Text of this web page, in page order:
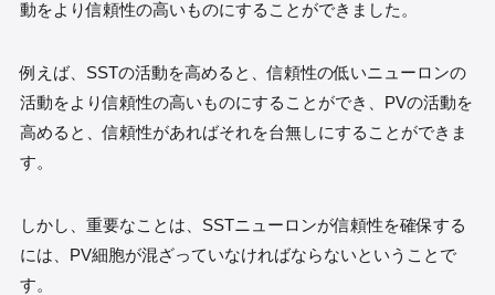
動をより信頼性の高いものにすることができました。
例えば、SSTの活動を高めると、信頼性の低いニューロンの
活動をより信頼性の高いものにすることができ、PVの活動を
高めると、信頼性があればそれを台無しにすることができま
す。
しかし、重要なことは、SSTニューロンが信頼性を確保する
には、PV細胞が混ざっていなければならないということで
す。